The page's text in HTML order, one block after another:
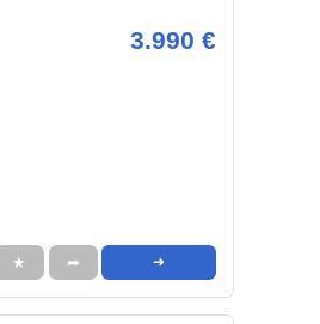
3.990 €
★ ➦ ➜